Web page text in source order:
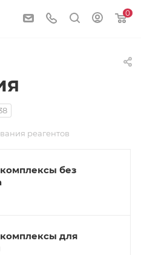
0
реагентов
без
для